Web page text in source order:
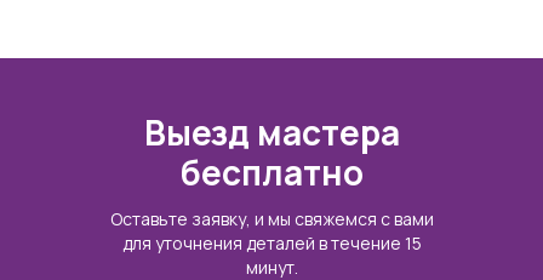
Оставьте заявку, и мы свяжемся с вами
для уточнения деталей в течение 15
минут.
Выезд мастера
бесплатно